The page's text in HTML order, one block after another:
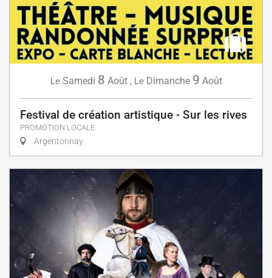
Le Samedi 8 Août, Le Dimanche 9 Août
Festival de création artistique - Sur les rives
PROMOTION LOCALE
Argentonnay